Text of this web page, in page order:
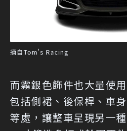
摘自Tom's Racing
而霧銀色飾件也大量使
包括側裙、後保桿、車
等處，讓整車呈現另一